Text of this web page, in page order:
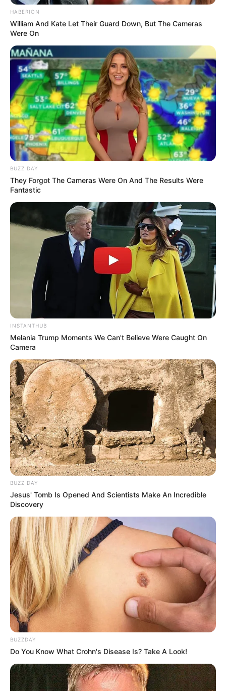
Versi Warga Thailand
Langka Banget! 10 Pose Lucu
Katak yang Bikin Ketawa
Gemes
Ambyar! 10 Kalimat Baper
Pakai Bahasa Jawa Ini Bikin
Galau Abis
Fail! 10 Potret Makanan Gagal
Dimasak yang Bikin Kamu
Nggak Selera
10 Pose Manekin Anti
Mainstream yang Konyol
Banget
8 Kata Lucu Seputar Malam
Minggu ala Jomblo yang Bikin
Ngenes
HABERION
William And Kate Let Their Guard Down, But The Cameras
Were On
BUZZ DAY
They Forgot The Cameras Were On And The Results Were
Fantastic
INSTANTHUB
Melania Trump Moments We Can't Believe Were Caught On
Camera
BUZZ DAY
Jesus' Tomb Is Opened And Scientists Make An Incredible
Discovery
BUZZDAY
Do You Know What Crohn's Disease Is? Take A Look!